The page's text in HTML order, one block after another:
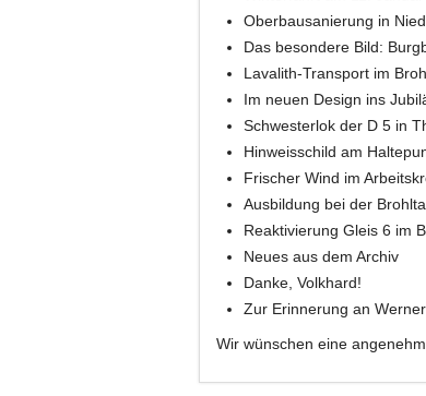
Oberbausanierung in
Das besondere Bild:
Lavalith-Transport im
Im neuen Design ins
Schwesterlok der D 5 in
Hinweisschild am
Frischer Wind im
Ausbildung bei der
Reaktivierung Gleis 6 im
Neues aus dem Archiv
Danke, Volkhard!
Zur Erinnerung an
Wir wünschen eine